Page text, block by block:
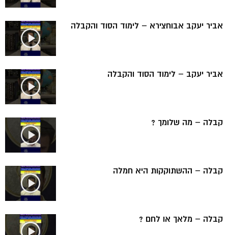
אביר יעקב אבוחצירא – לימוד הסוד והקבלה
אביר יעקב – לימוד הסוד והקבלה
קבלה – מה שלומך ?
קבלה – ההשתוקקות היא חמלה
קבלה – מלאך או לחם ?